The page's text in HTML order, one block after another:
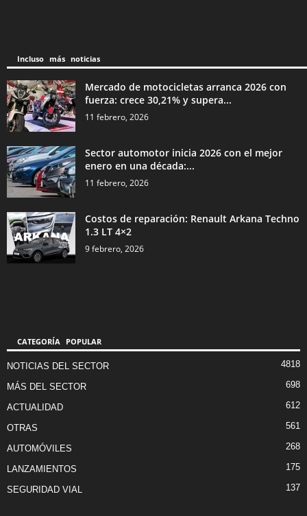
Incluso más noticias
Mercado de motocicletas arranca 2026 con
fuerza: crece 30,21% y supera...
11 febrero, 2026
Sector automotor inicia 2026 con el mejor
enero en una década:...
11 febrero, 2026
Costos de reparación: Renault Arkana Techno
1.3 LT 4×2
9 febrero, 2026
CATEGORÍA POPULAR
NOTICIAS DEL SECTOR 4818
MÁS DEL SECTOR 698
ACTUALIDAD 612
OTRAS 561
AUTOMÓVILES 268
LANZAMIENTOS 175
SEGURIDAD VIAL 137